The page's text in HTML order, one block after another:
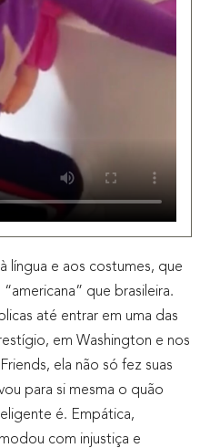
língua e aos costumes, que
que brasileira.
até entrar em uma das
em Washington e nos
ela não só fez suas
para si mesma o quão
é. Empática,
com injustiça e